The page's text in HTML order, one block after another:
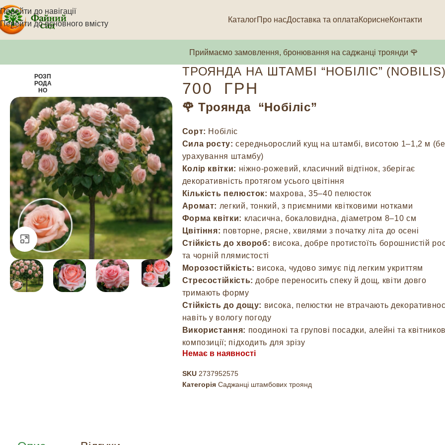
Перейти до навігації
Перейти до основного вмісту
КаталогПро насДоставка та оплатаКориснеКонтакти
Приймаємо замовлення, бронювання на саджанці троянди 🌹
РОЗП
РОДА
НО
Натисніть, щоб збільшити
ТРОЯНДА НА ШТАМБІ “НОБІЛІС” (NOBILIS)
700 ГРН
🌹 Троянда “Нобіліс”
Сорт: Нобіліс
Сила росту: середньорослий кущ на штамбі, висотою 1–1,2 м
урахування штамбу)
Колір квітки: ніжно-рожевий, класичний відтінок, зберігає
декоративність протягом усього цвітіння
Кількість пелюсток: махрова, 35–40 пелюсток
Аромат: легкий, тонкий, з приємними квітковими нотками
Форма квітки: класична, бокаловидна, діаметром 8–10 см
Цвітіння: повторне, рясне, хвилями з початку літа до осені
Стійкість до хвороб: висока, добре протистоїть борошнистій
та чорній плямистості
Морозостійкість: висока, чудово зимує під легким укриттям
Стресостійкість: добре переносить спеку й дощ, квіти довго
тримають форму
Стійкість до дощу: висока, пелюстки не втрачають
навіть у вологу погоду
Використання: поодинокі та групові посадки, алейні та
композиції; підходить для зрізу
Немає в наявності
SKU 2737952575
Категорія Саджанці штамбових троянд